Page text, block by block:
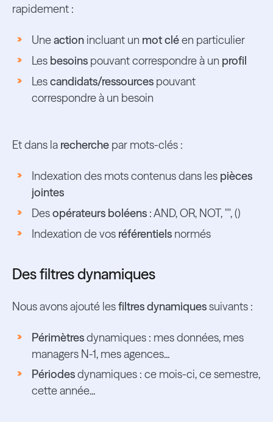
rapidement :
Uneactionincluant un mot cléen particulier
Les besoinspouvant correspondre à un profil
Lescandidats/ressourcespouvant
correspondre à un besoin
Et dans la recherchepar mots-clés :
Indexation des mots contenus dans les pièces
jointes
Desopérateurs boléens: AND, OR, NOT, "", ()
Indexation de vos référentielsnormés
Des filtres dynamiques
Nous avons ajouté lesfiltres dynamiquessuivants :
Périmètresdynamiques : mes données, mes
managers N-1, mes agences...
Périodesdynamiques : ce mois-ci, ce semestre,
cette année...